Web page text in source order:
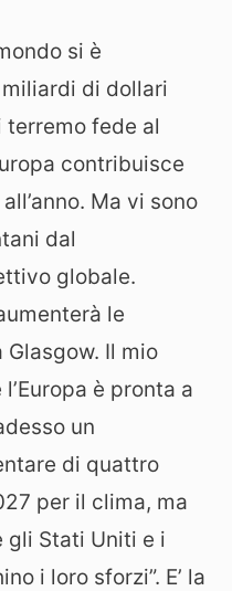
si è
di dollari
terremo fede al
contribuisce
Ma vi sono
dal
globale.
le
Il mio
è pronta a
un
di quattro
per il clima, ma
gli Stati Uniti e i
i loro sforzi”. E’ la